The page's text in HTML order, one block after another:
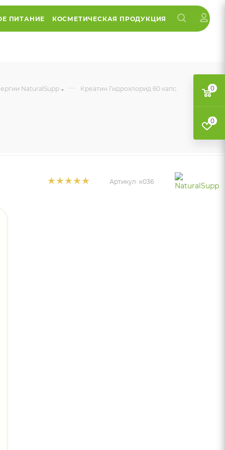
ПИТАНИЕ КОСМЕТИЧЕСКАЯ ПРОДУКЦИЯ
NaturalSupp — Креатин Гидрохлорид 60 капс.
Артикул: к036
0
0